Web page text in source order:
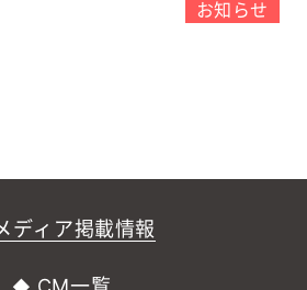
お知らせ
ディア掲載情報